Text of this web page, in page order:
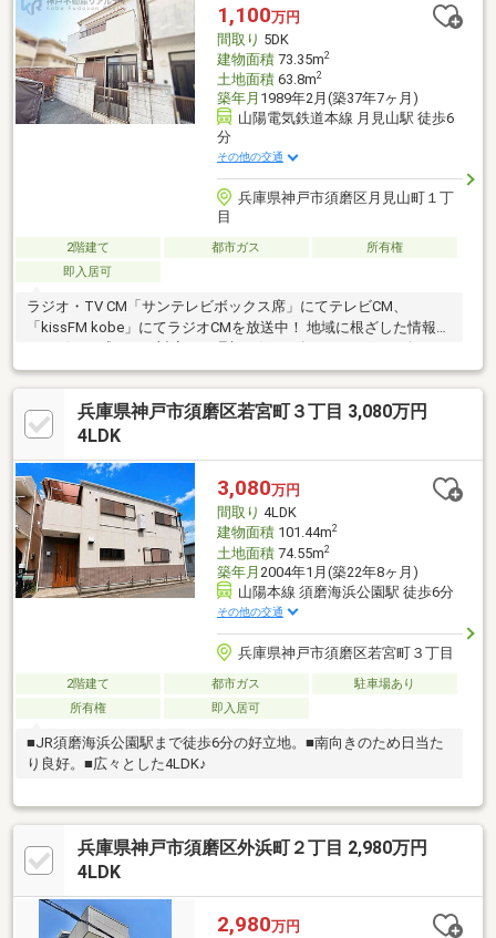
1,100万円
間取り 5DK
建物面積73.35m2
土地面積63.8m2
築年月 1989年2月(築37年7ヶ月)
山陽電気鉄道本線 月見山駅 徒歩6
分
その他の交通
兵庫県神戸市須磨区月見山町１丁
目
2階建て 都市ガス
所有権
即入居可
ラジオ・TV CM「サンテレビボックス席」にてテレビCM、
「kissFM kobe」にてラジオCMを放送中！ 地域に根ざした情報力
す♪
兵庫県神戸市須磨区若宮町３丁目 3,080万円
4LDK
3,080万円
間取り 4LDK
建物面積101.44m2
土地面積74.55m2
築年月 2004年1月(築22年8ヶ月)
山陽本線 須磨海浜公園駅 徒歩6分
その他の交通
兵庫県神戸市須磨区若宮町３丁目
2階建て 都市ガス
駐車場あり
所有権
即入居可
■JR須磨海浜公園駅まで徒歩6分の好立地。■南向きのため日当た
り良好。■広々とした4LDK♪
兵庫県神戸市須磨区外浜町２丁目 2,980万円
4LDK
2,980万円